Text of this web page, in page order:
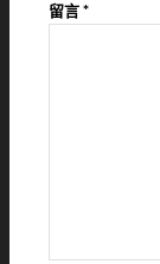
留言*